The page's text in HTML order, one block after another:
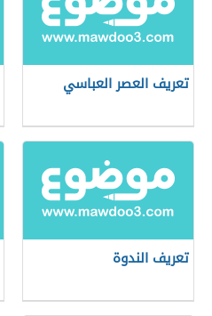
تعريف العصر العباسي
تعريف الندوة